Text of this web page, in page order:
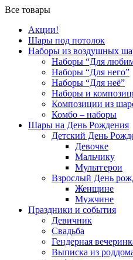
Все товары
Акции!
Шары под потолок
Наборы из воздушных
Наборы “Для
Наборы “Для него”
Наборы “Для неё”
Наборы и
Композиции из
Комбо – наборы
Шары на День Рождения
Детский День
Девочке
Мальчику
Мультгерои
Взрослый День
Женщине
Мужчине
Праздники и события
Девичник
Свадьба
Гендерная
Выписка из